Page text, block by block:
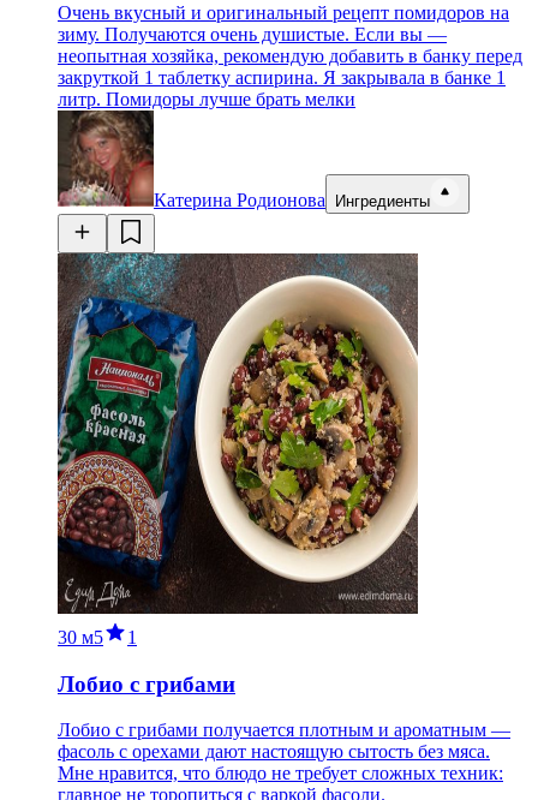
Очень вкусный и оригинальный рецепт помидоров на
зиму. Получаются очень душистые. Если вы —
неопытная хозяйка, рекомендую добавить в банку перед
закруткой 1 таблетку аспирина. Я закрывала в банке 1
литр. Помидоры лучше брать мелки
Катерина Родионова Ингредиенты
30 м5 1
Лобио с грибами
Лобио с грибами получается плотным и ароматным —
фасоль с орехами дают настоящую сытость без мяса.
Мне нравится, что блюдо не требует сложных техник:
главное не торопиться с варкой фасоли.